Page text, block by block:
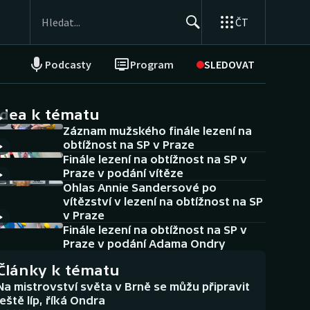
ČT
Podcasty Program SLEDOVAT
NEPŘEHLÉDNĚTE
Historické návraty
Aplikace ČT sport
AZ kvíz
k tématu
Záznam mužského finále lezení na
obtížnost na SP v Praze
Finále lezení na obtížnost na SP v
Praze v podání vítěze
Ohlas Annie Sandersové po
vítězství v lezení na obtížnost na SP
v Praze
Finále lezení na obtížnost na SP v
Praze v podání Adama Ondry
k tématu
mistrovství světa v Brně se můžu připravit
líp, říká Ondra